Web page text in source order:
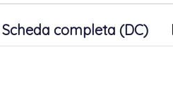
Scheda completa (DC)